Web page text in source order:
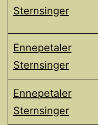
Sternsinger
Ennepetaler
Sternsinger
Ennepetaler
Sternsinger